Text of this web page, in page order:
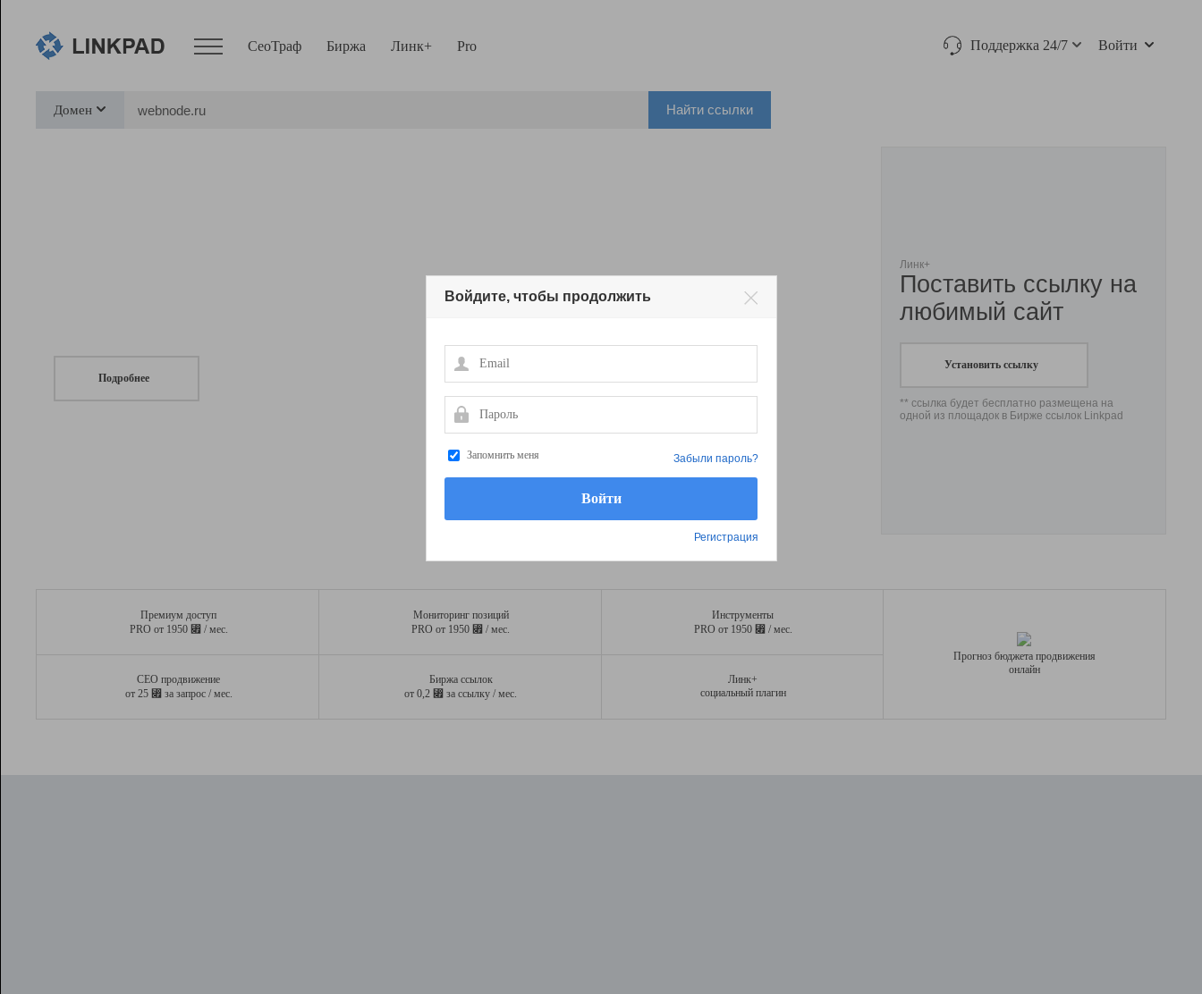
СеоТраф Биржа Линк+ Pro Поддержка 24/7 Войти
Домен Найти ссылки
Подробнее
Линк+
Поставить ссылку на
любимый сайт
Установить ссылку
** ссылка будет бесплатно размещена на
одной из площадок в Бирже ссылок Linkpad
Премиум доступ
PRO от 1950 ⃏ / мес.
Мониторинг позиций
PRO от 1950 ⃏ / мес.
Инструменты
PRO от 1950 ⃏ / мес.
СЕО продвижение
от 25 ⃏ за запрос / мес.
Биржа ссылок
от 0,2 ⃏ за ссылку / мес.
Линк+
социальный плагин
Прогноз бюджета продвижения
онлайн
Войдите, чтобы продолжить
Email
Пароль
Запомнить меня
Регистрация
Забыли пароль?